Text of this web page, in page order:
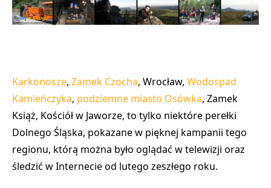
Karkonosze, Zamek Czocha, Wrocław, Wodospad
Kamieńczyka, podziemne miasto Osówka, Zamek
Książ, Kościół w Jaworze, to tylko niektóre perełki
Dolnego Śląska, pokazane w pięknej kampanii tego
regionu, którą można było oglądać w telewizji oraz
śledzić w Internecie od lutego zeszłego roku.